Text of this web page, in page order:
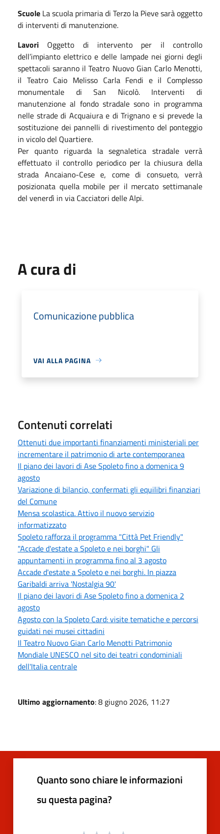
Scuole La scuola primaria di Terzo la Pieve sarà oggetto
di interventi di manutenzione.
Lavori
Oggetto di intervento per il controllo
dell’impianto elettrico e delle lampade nei giorni degli
spettacoli saranno il Teatro Nuovo Gian Carlo Menotti,
il Teatro Caio Melisso Carla Fendi e il Complesso
monumentale di San Nicolò. Interventi di
manutenzione al fondo stradale sono in programma
nelle strade di Acquaiura e di Trignano e si prevede la
sostituzione dei pannelli di rivestimento del ponteggio
in vicolo del Quartiere.
Per quanto riguarda la segnaletica stradaleverrà
effettuato il controllo periodico per la chiusura della
strada Ancaiano-Cese e, come di consueto, verrà
posizionata quella mobile per il mercato settimanale
del venerdì in via Cacciatori delle Alpi.
A cura di
Comunicazione pubblica
VAI ALLA PAGINA
Contenuti correlati
Ottenuti due importanti finanziamenti ministeriali per
incrementare il patrimonio di arte contemporanea
Il piano dei lavori di Ase Spoleto fino a domenica 9
agosto
Variazione di bilancio, confermati gli equilibri finanziari
del Comune
Mensa scolastica. Attivo il nuovo servizio
informatizzato
Spoleto rafforza il programma "Città Pet Friendly"
"Accade d'estate a Spoleto e nei borghi" Gli
appuntamenti in programma fino al 3 agosto
Accade d'estate a Spoleto e nei borghi. In piazza
Garibaldi arriva 'Nostalgia 90'
Il piano dei lavori di Ase Spoleto fino a domenica 2
agosto
Agosto con la Spoleto Card: visite tematiche e percorsi
guidati nei musei cittadini
Il Teatro Nuovo Gian Carlo Menotti Patrimonio
Mondiale UNESCO nel sito dei teatri condominiali
dell'Italia centrale
Ultimo aggiornamento: 8 giugno 2026, 11:27
Quanto sono chiare le informazioni
su questa pagina?